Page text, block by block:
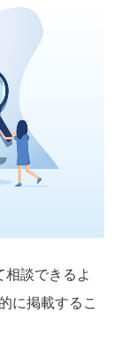
談できるよ
に掲載するこ